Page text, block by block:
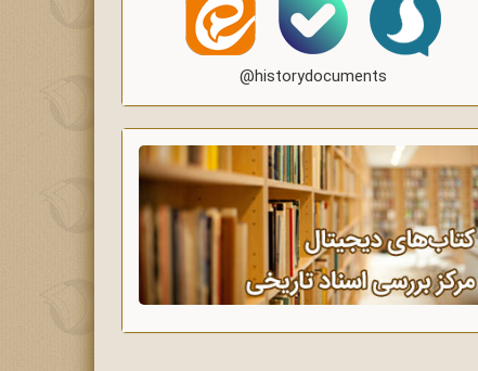
@historydocuments